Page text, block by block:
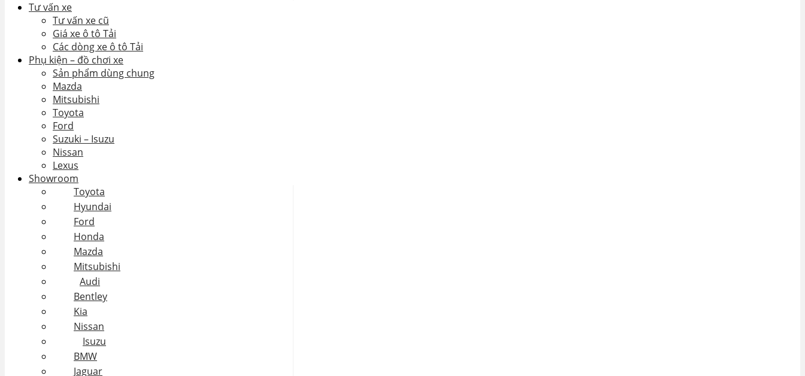
Tư vấn xe
Tư vấn xe cũ
Giá xe ô tô Tải
Các dòng xe ô tô Tải
Phụ kiện – đồ chơi xe
Sản phẩm dùng chung
Mazda
Mitsubishi
Toyota
Ford
Suzuki – Isuzu
Nissan
Lexus
Showroom
Toyota
Hyundai
Ford
Honda
Mazda
Mitsubishi
Audi
Bentley
Kia
Nissan
Isuzu
BMW
Jaguar